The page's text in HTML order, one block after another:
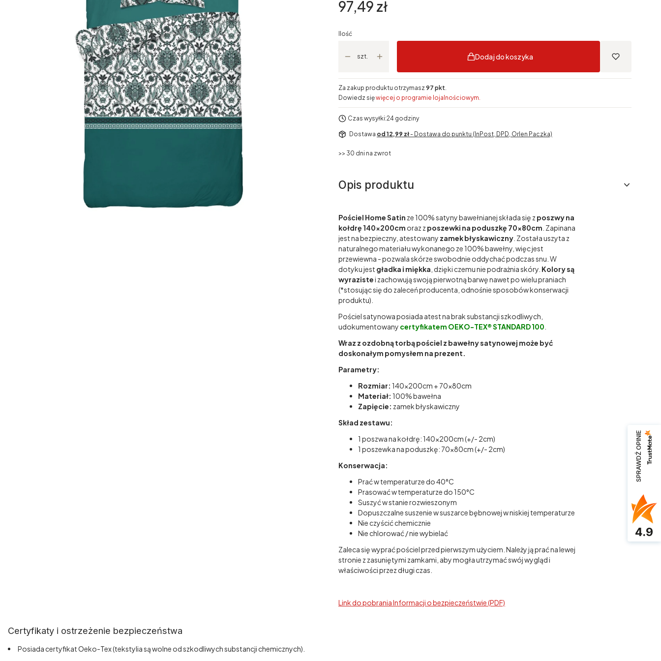
Cena
97,49 zł
Ilość
szt. Dodaj do koszyka
Za zakup produktu otrzymasz 97 pkt.
Dowiedz sięwięcej o programie lojalnościowym.
Czas wysyłki:24 godziny
Dostawa od 12,99 zł - Dostawa do punktu (InPost, DPD, Orlen Paczka)
>> 30 dni na zwrot
Opis produktu
Pościel Home Satin ze 100% satyny bawełnianej składa się z poszwy na
kołdrę 140x200cm oraz z poszewki na poduszkę 70x80cm . Zapinana
jest na bezpieczny, atestowany zamek błyskawiczny . Została uszyta z
naturalnego materiału wykonanego ze 100% bawełny, więc jest
przewiewna - pozwala skórze swobodnie oddychać podczas snu. W
dotyku jest gładka i miękka , dzięki czemu nie podrażnia skóry. Kolory są
wyrazistei zachowują swoją pierwotną barwę nawet po wielu praniach
(*stosując się do zaleceń producenta, odnośnie sposobów konserwacji
produktu).
Pościel satynowa posiada atest na brak substancji szkodliwych,
udokumentowany certyfikatem OEKO-TEX® STANDARD 100
Wraz z ozdobną torbą pościel z bawełny satynowej może być
doskonałym pomysłem na prezent.
Parametry:
Rozmiar: 140x200cm + 70x80cm
Materiał: 100% bawełna
Zapięcie: zamek błyskawiczny
Skład zestawu:
1 poszwa na kołdrę: 140x200cm (+/- 2cm)
1 poszewka na poduszkę: 70x80cm (+/- 2cm)
Konserwacja:
Prać w temperaturze do 40°C
Prasować w temperaturze do 150°C
Suszyć w stanie rozwieszonym
Dopuszczalne suszenie w suszarce bębnowej w niskiej temperaturze
Nie czyścić chemicznie
Nie chlorować / nie wybielać
Zaleca się wyprać pościel przed pierwszym użyciem. Należy ją prać na lewej
stronie z zasuniętymi zamkami, aby mogła utrzymać swój wygląd i
właściwości przez długi czas.
Link do pobrania Informacji o bezpieczeństwie (PDF)
Certyfikaty i ostrzeżenie bezpieczeństwa
Posiada certyfikat Oeko-Tex (tekstylia są wolne od szkodliwych substancji chemicznych).
SPRAWDŹ OPINIE
4.9